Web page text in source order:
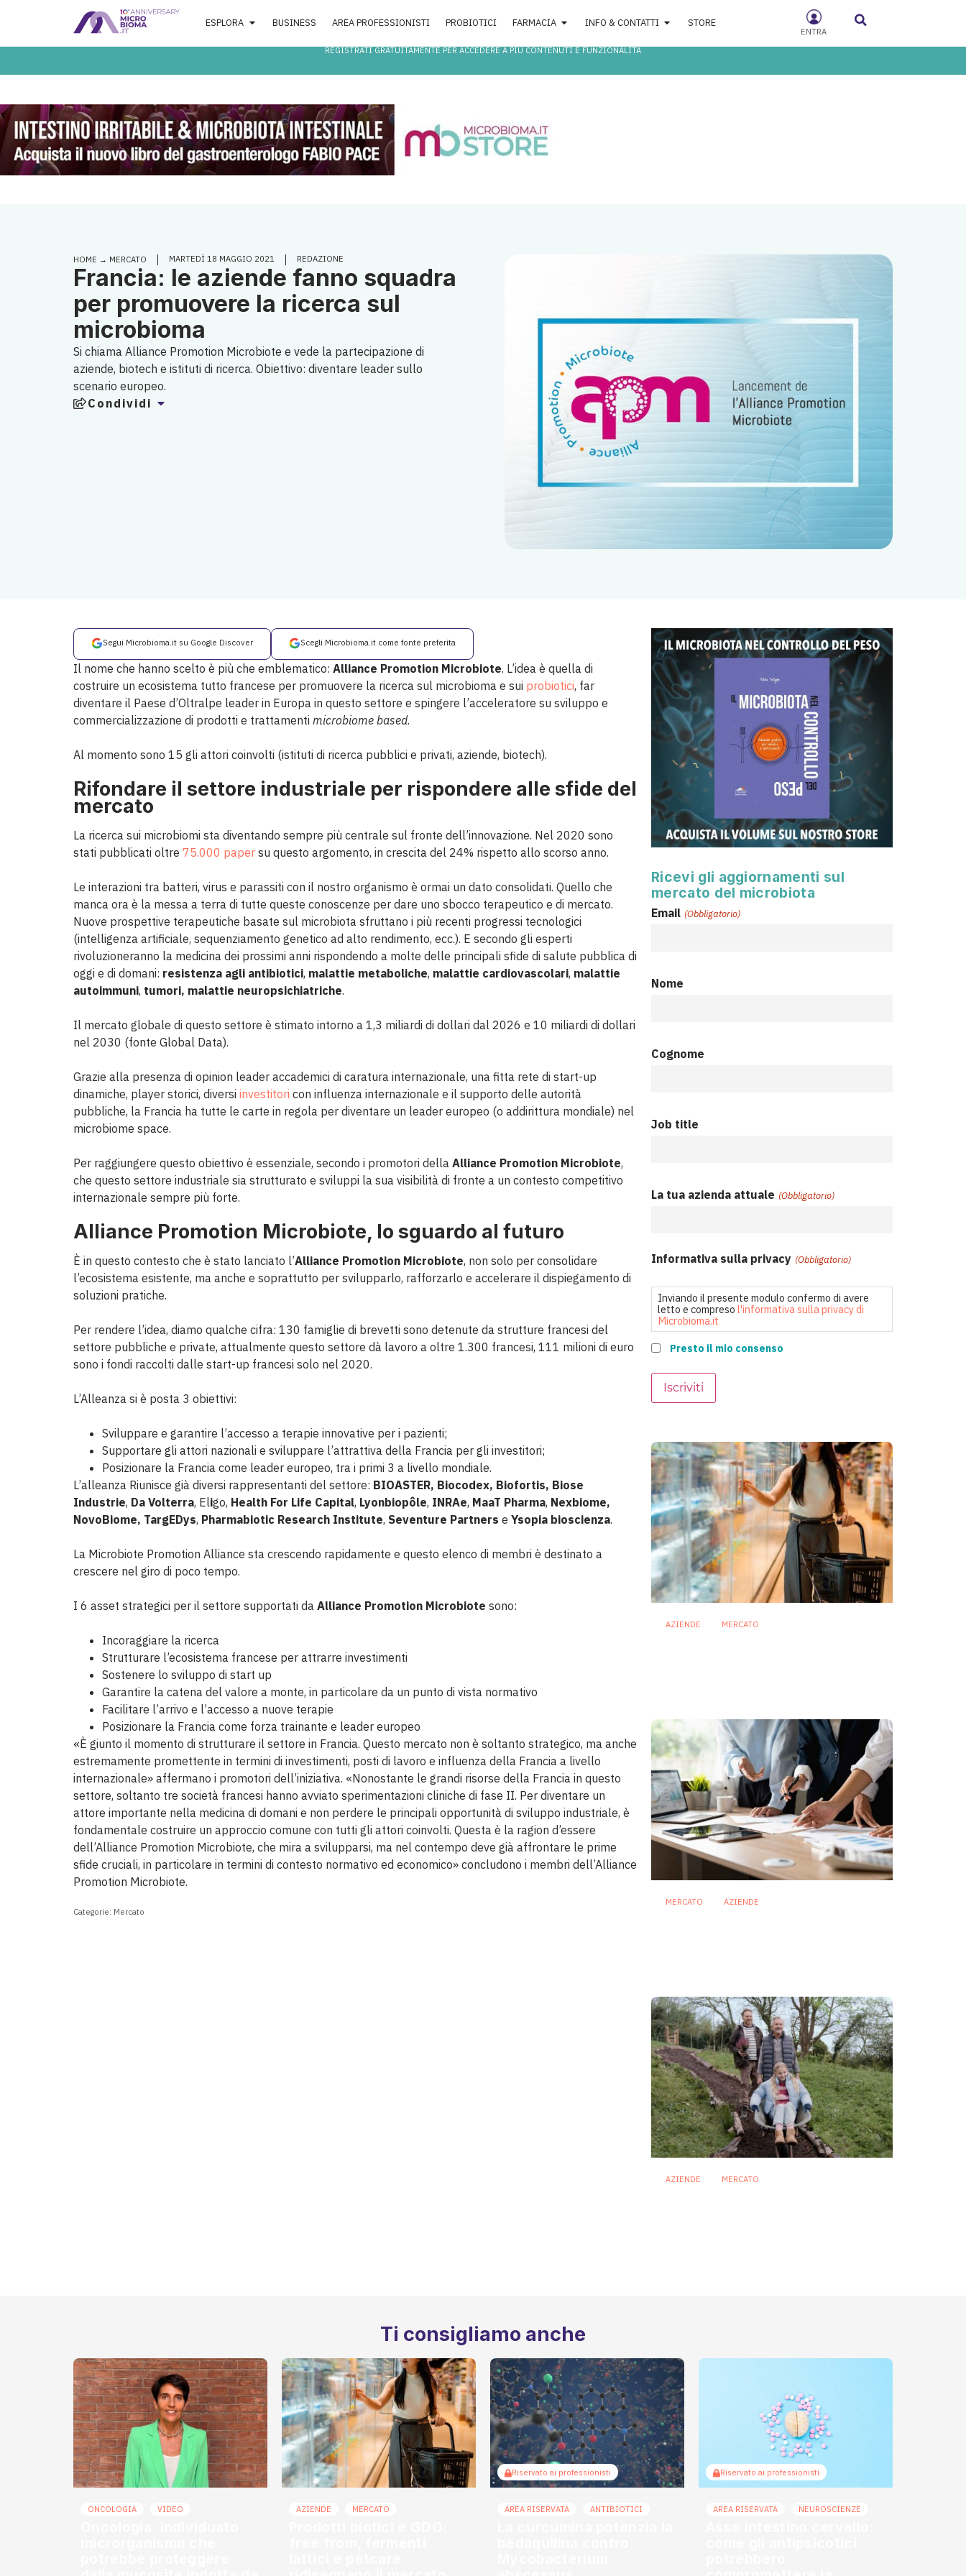
ESPLORA BUSINESS AREA PROFESSIONISTI PROBIOTICI FARMACIA INFO & CONTATTI STORE
ENTRA
REGISTRATI GRATUITAMENTE PER ACCEDERE A PIÙ CONTENUTI E FUNZIONALITÀ
HOME → MERCATO MARTEDÌ 18 MAGGIO 2021 REDAZIONE
Francia: le aziende fanno squadra
per promuovere la ricerca sul
microbioma
Si chiama Alliance Promotion Microbiote e vede la partecipazione di
aziende, biotech e istituti di ricerca. Obiettivo: diventare leader sullo
scenario europeo.
Condividi
Segui Microbioma.it su Google Discover Scegli Microbioma.it come fonte preferita
Il nome che hanno scelto è più che emblematico: Alliance Promotion Microbiote. L’idea è quella di
costruire un ecosistema tutto francese per promuovere la ricerca sul microbioma e sui probiotici, far
diventare il Paese d’Oltralpe leader in Europa in questo settore e spingere l’acceleratore su sviluppo e
commercializzazione di prodotti e trattamenti microbiome based.
Al momento sono 15 gli attori coinvolti (istituti di ricerca pubblici e privati, aziende, biotech).
Rifondare il settore industriale per rispondere alle sfide del
mercato
La ricerca sui microbiomi sta diventando sempre più centrale sul fronte dell’innovazione. Nel 2020 sono
stati pubblicati oltre 75.000 paper su questo argomento, in crescita del 24% rispetto allo scorso anno.
Le interazioni tra batteri, virus e parassiti con il nostro organismo è ormai un dato consolidati. Quello che
manca ora è la messa a terra di tutte queste conoscenze per dare uno sbocco terapeutico e di mercato.
Nuove prospettive terapeutiche basate sul microbiota sfruttano i più recenti progressi tecnologici
(intelligenza artificiale, sequenziamento genetico ad alto rendimento, ecc.). E secondo gli esperti
rivoluzioneranno la medicina dei prossimi anni rispondendo a molte delle principali sfide di salute pubblica di
oggi e di domani: resistenza agli antibiotici, malattie metaboliche, malattie cardiovascolari, malattie
autoimmuni, tumori, malattie neuropsichiatriche.
Il mercato globale di questo settore è stimato intorno a 1,3 miliardi di dollari dal 2026 e 10 miliardi di dollari
nel 2030 (fonte Global Data).
Grazie alla presenza di opinion leader accademici di caratura internazionale, una fitta rete di start-up
dinamiche, player storici, diversi investitori con influenza internazionale e il supporto delle autorità
pubbliche, la Francia ha tutte le carte in regola per diventare un leader europeo (o addirittura mondiale) nel
microbiome space.
Per raggiungere questo obiettivo è essenziale, secondo i promotori della Alliance Promotion Microbiote,
che questo settore industriale sia strutturato e sviluppi la sua visibilità di fronte a un contesto competitivo
internazionale sempre più forte.
Alliance Promotion Microbiote, lo sguardo al futuro
È in questo contesto che è stato lanciato l’Alliance Promotion Microbiote, non solo per consolidare
l’ecosistema esistente, ma anche e soprattutto per svilupparlo, rafforzarlo e accelerare il dispiegamento di
soluzioni pratiche.
Per rendere l’idea, diamo qualche cifra: 130 famiglie di brevetti sono detenute da strutture francesi del
settore pubbliche e private, attualmente questo settore dà lavoro a oltre 1.300 francesi, 111 milioni di euro
sono i fondi raccolti dalle start-up francesi solo nel 2020.
L’Alleanza si è posta 3 obiettivi:
Sviluppare e garantire l’accesso a terapie innovative per i pazienti;
Supportare gli attori nazionali e sviluppare l’attrattiva della Francia per gli investitori;
Posizionare la Francia come leader europeo, tra i primi 3 a livello mondiale.
L’alleanza Riunisce già diversi rappresentanti del settore: BIOASTER, Biocodex, Biofortis, Biose
Industrie, Da Volterra, Eligo, Health For Life Capital, Lyonbiopôle, INRAe, MaaT Pharma, Nexbiome,
NovoBiome, TargEDys, Pharmabiotic Research Institute, Seventure Partners e Ysopia bioscienza.
La Microbiote Promotion Alliance sta crescendo rapidamente e questo elenco di membri è destinato a
crescere nel giro di poco tempo.
I 6 asset strategici per il settore supportati da Alliance Promotion Microbiote sono:
Incoraggiare la ricerca
Strutturare l’ecosistema francese per attrarre investimenti
Sostenere lo sviluppo di start up
Garantire la catena del valore a monte, in particolare da un punto di vista normativo
Facilitare l’arrivo e l’accesso a nuove terapie
Posizionare la Francia come forza trainante e leader europeo
«È giunto il momento di strutturare il settore in Francia. Questo mercato non è soltanto strategico, ma anche
estremamente promettente in termini di investimenti, posti di lavoro e influenza della Francia a livello
internazionale» affermano i promotori dell’iniziativa. «Nonostante le grandi risorse della Francia in questo
settore, soltanto tre società francesi hanno avviato sperimentazioni cliniche di fase II. Per diventare un
attore importante nella medicina di domani e non perdere le principali opportunità di sviluppo industriale, è
fondamentale costruire un approccio comune con tutti gli attori coinvolti. Questa è la ragion d’essere
dell’Alliance Promotion Microbiote, che mira a svilupparsi, ma nel contempo deve già affrontare le prime
sfide cruciali, in particolare in termini di contesto normativo ed economico» concludono i membri dell’Alliance
Promotion Microbiote.
Categorie: Mercato
Ricevi gli aggiornamenti sul
mercato del microbiota
Email (Obbligatorio)
Nome
Cognome
Job title
La tua azienda attuale (Obbligatorio)
Informativa sulla privacy (Obbligatorio)
Inviando il presente modulo confermo di avere
letto e compreso l'informativa sulla privacy di
Microbioma.it
Presto il mio consenso
Iscriviti
AZIENDE MERCATO
MERCATO AZIENDE
AZIENDE MERCATO
Ti consigliamo anche
ONCOLOGIA VIDEO AZIENDE MERCATO
Riservato ai professionisti
AREA RISERVATA ANTIBIOTICI
Riservato ai professionisti
AREA RISERVATA NEUROSCIENZE